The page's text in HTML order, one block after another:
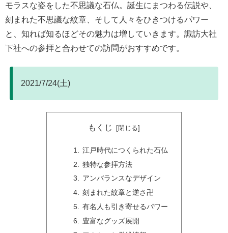
モラスな姿をした不思議な石仏。誕生にまつわる伝説や、
刻まれた不思議な紋章、そして人々をひきつけるパワー
と、知れば知るほどその魅力は増していきます。諏訪大社
下社への参拝と合わせての訪問がおすすめです。
2021/7/24(土)
もくじ
江戸時代につくられた石仏
独特な参拝方法
アンバランスなデザイン
刻まれた紋章と逆さ卍
有名人も引き寄せるパワー
豊富なグッズ展開